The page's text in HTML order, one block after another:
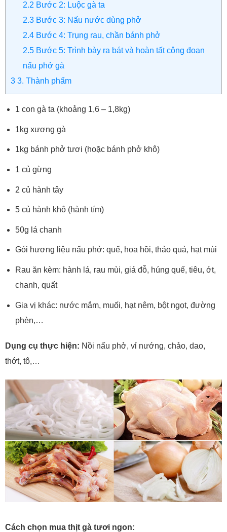
2.2 Bước 2: Luộc gà ta
2.3 Bước 3: Nấu nước dùng phở
2.4 Bước 4: Trụng rau, chần bánh phở
2.5 Bước 5: Trình bày ra bát và hoàn tất công đoạn
nấu phở gà
3 3. Thành phẩm
1 con gà ta (khoảng 1,6 – 1,8kg)
1kg xương gà
1kg bánh phở tươi (hoặc bánh phở khô)
1 củ gừng
2 củ hành tây
5 củ hành khô (hành tím)
50g lá chanh
Gói hương liệu nấu phở: quế, hoa hồi, thảo quả, hạt mùi
Rau ăn kèm: hành lá, rau mùi, giá đỗ, húng quế, tiêu, ớt,
chanh, quất
Gia vị khác: nước mắm, muối, hạt nêm, bột ngọt, đường
phèn,…
Dụng cụ thực hiện: Nồi nấu phở, vỉ nướng, chảo, dao,
thớt, tô,…
Cách chọn mua thịt gà tươi ngon: